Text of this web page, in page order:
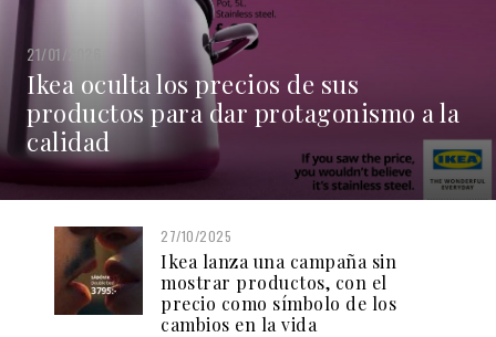
21/01/2026
Ikea oculta los precios de sus
productos para dar protagonismo a la
calidad
27/10/2025
Ikea lanza una campaña sin
mostrar productos, con el
precio como símbolo de los
cambios en la vida